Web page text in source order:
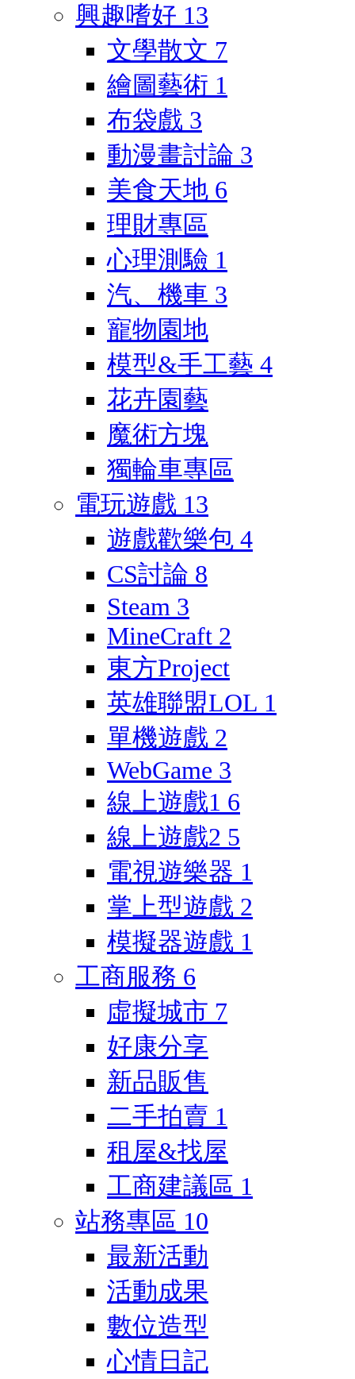
興趣嗜好 13
文學散文 7
繪圖藝術 1
布袋戲 3
動漫畫討論 3
美食天地 6
理財專區
心理測驗 1
汽、機車 3
寵物園地
模型&手工藝 4
花卉園藝
魔術方塊
獨輪車專區
電玩遊戲 13
遊戲歡樂包 4
CS討論 8
Steam 3
MineCraft 2
東方Project
英雄聯盟LOL 1
單機遊戲 2
WebGame 3
線上遊戲1 6
線上遊戲2 5
電視遊樂器 1
掌上型遊戲 2
模擬器遊戲 1
工商服務 6
虛擬城市 7
好康分享
新品販售
二手拍賣 1
租屋&找屋
工商建議區 1
站務專區 10
最新活動
活動成果
數位造型
心情日記